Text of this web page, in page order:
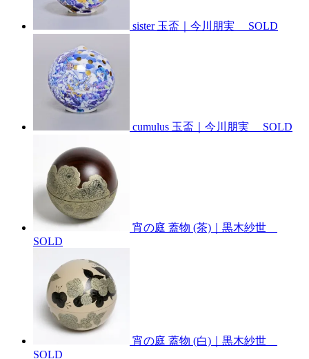
sister 玉盃｜今川朋実 SOLD
cumulus 玉盃｜今川朋実 SOLD
宵の庭 蓋物 (茶)｜黒木紗世
SOLD
宵の庭 蓋物 (白)｜黒木紗世
SOLD